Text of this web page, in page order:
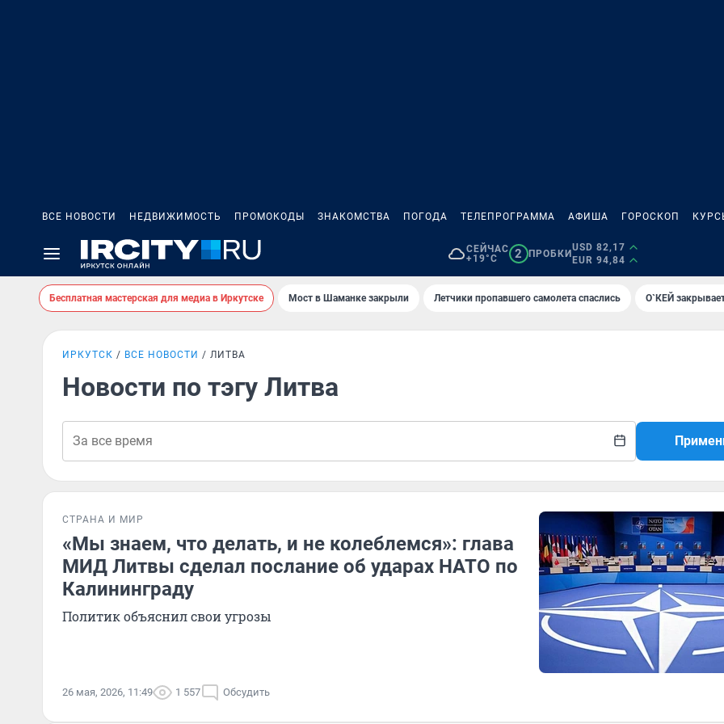
ВСЕ НОВОСТИ НЕДВИЖИМОСТЬ ПРОМОКОДЫ ЗНАКОМСТВА ПОГОДА ТЕЛЕПРОГРАММА АФИША ГОРОСКОП
СЕЙЧАС
+19°C
2 ПРОБКИ
USD 82,17
EUR 94,84
Бесплатная мастерская для медиа в Иркутске Мост в Шаманке закрыли Летчики пропавшего самолета спаслись О`КЕЙ
ИРКУТСК ВСЕ НОВОСТИ ЛИТВА
Новости по тэгу Литва
СТРАНА И МИР
«Мы знаем, что делать, и не колеблемся»: глава
МИД Литвы сделал послание об ударах НАТО по
Калининграду
Политик объяснил свои угрозы
26 мая, 2026, 11:49 1 557 Обсудить